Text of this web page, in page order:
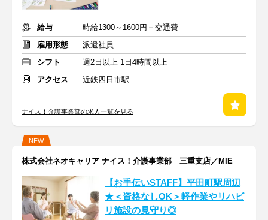
給与
時給1300～1600円＋交通費
雇用形態
派遣社員
シフト
週2日以上 1日4時間以上
アクセス
近鉄四日市駅
ナイス！介護事業部の求人一覧を見る
NEW
株式会社ネオキャリア ナイス！介護事業部 三重支店／MIE
【お手伝いSTAFF】平田町駅周辺
★＜資格なしOK＞軽作業やリハビ
リ施設の見守り◎